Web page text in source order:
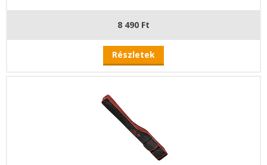
8 490 Ft
Részletek